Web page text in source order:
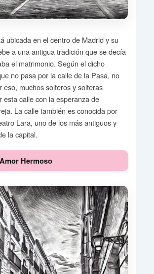
ubicada en el centro de Madrid y su
a una antigua tradición que se decía
el matrimonio. Según el dicho
no pasa por la calle de la Pasa, no
eso, muchos solteros y solteras
esta calle con la esperanza de
La calle también es conocida por
Lara, uno de los más antiguos y
la capital.
Hermoso